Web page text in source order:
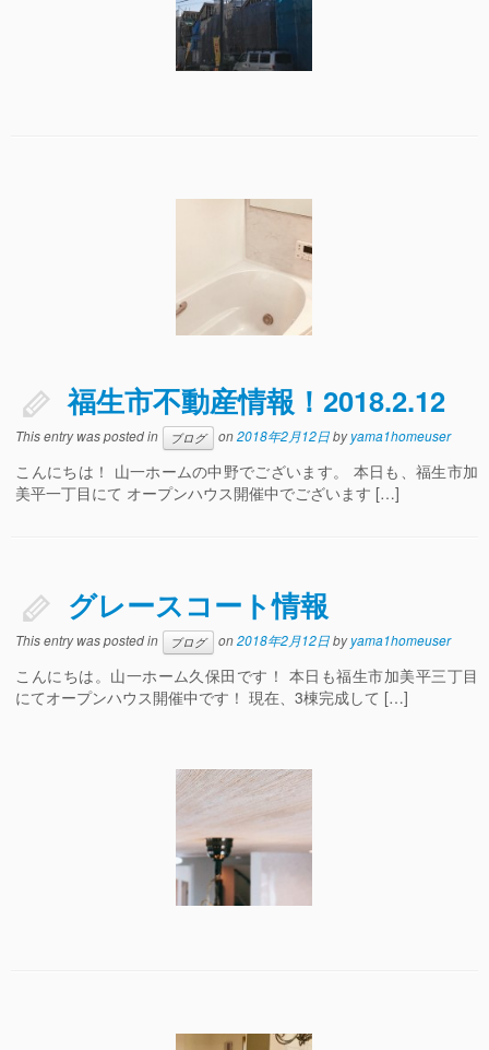
福生市不動産情報！2018.2.12
This entry was posted in ブログ on2018年2月12日byyama1homeuser
こんにちは！ 山一ホームの中野でございます。 本日も、福生市加
美平一丁目にて オープンハウス開催中でございます […]
グレースコート情報
This entry was posted in ブログ on2018年2月12日byyama1homeuser
こんにちは。山一ホーム久保田です！ 本日も福生市加美平三丁目
にてオープンハウス開催中です！ 現在、3棟完成して […]